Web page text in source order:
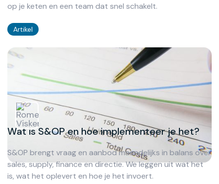
op je keten en een team dat snel schakelt.
Artikel
Wat is S&OP en hoe implementeer je het?
S&OP brengt vraag en aanbod maandelijks in balans over
sales, supply, finance en directie. We leggen uit wat het
is, wat het oplevert en hoe je het invoert.